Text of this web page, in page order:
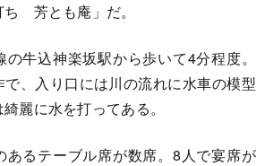
芳とも庵」だ。
牛込神楽坂駅から歩いて4分程度。
、入り口には川の流れに水車の模型
麗に水を打ってある。
るテーブル席が数席。8人で宴席が